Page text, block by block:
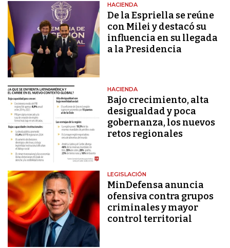
HACIENDA
De la Espriella se reúne
con Milei y destacó su
influencia en su llegada
a la Presidencia
HACIENDA
Bajo crecimiento, alta
desigualdad y poca
gobernanza, los nuevos
retos regionales
LEGISLACIÓN
MinDefensa anuncia
ofensiva contra grupos
criminales y mayor
control territorial